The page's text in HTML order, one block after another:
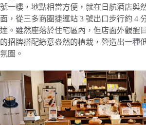
號一樓，地點相當方便，就在日航酒店與
面，從三多商圈捷運站 3 號出口步行約 4
達。雖然座落於住宅區內，但店面外觀醒
的招牌搭配綠意盎然的植栽，營造出一種
氛圍。